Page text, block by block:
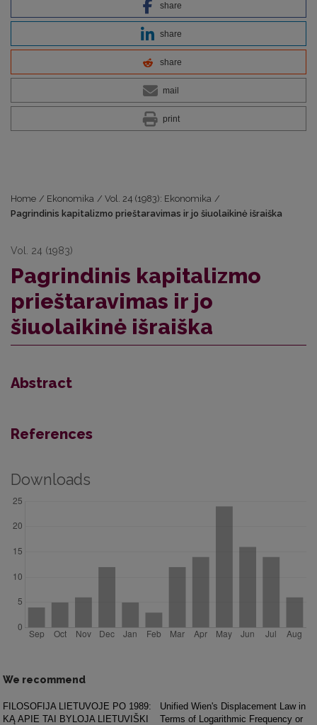
share
share
share
mail
print
Home / Ekonomika / Vol. 24 (1983): Ekonomika /
Pagrindinis kapitalizmo prieštaravimas ir jo šiuolaikinė išraiška
Vol. 24 (1983)
Pagrindinis kapitalizmo
prieštaravimas ir jo
šiuolaikinė išraiška
Abstract
References
Downloads
We recommend
FILOSOFIJA LIETUVOJE PO 1989:
KĄ APIE TAI BYLOJA LIETUVIŠKI
Unified Wien's Displacement Law in
Terms of Logarithmic Frequency or